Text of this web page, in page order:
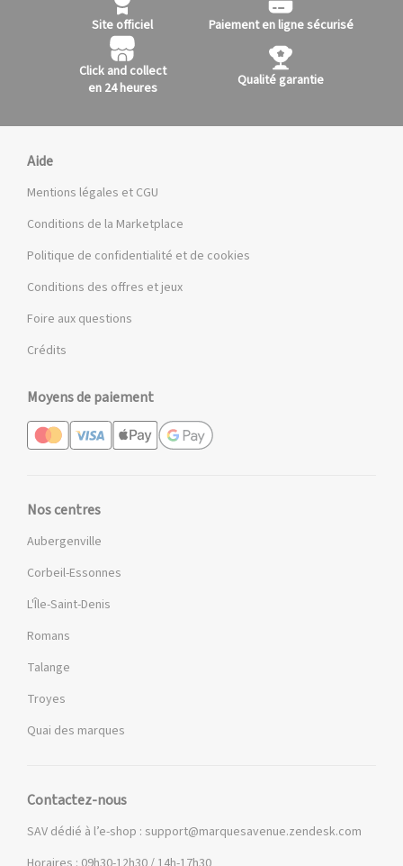
Site officiel Paiement en ligne sécurisé
Click and collect
en 24 heures
Qualité garantie
Aide
Mentions légales et CGU
Conditions de la Marketplace
Politique de confidentialité et de cookies
Conditions des offres et jeux
Foire aux questions
Crédits
Moyens de paiement
Nos centres
Aubergenville
Corbeil-Essonnes
L'Île-Saint-Denis
Romans
Talange
Troyes
Quai des marques
Contactez-nous
SAV dédié à l’e-shop : support@marquesavenue.zendesk.com